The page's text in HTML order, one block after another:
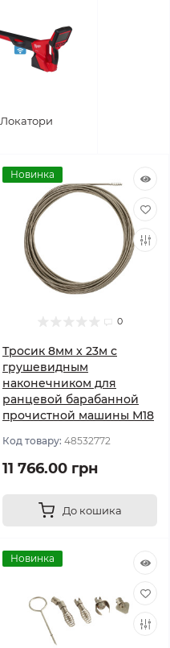
Локатори
Новинка
0
Тросик 8мм x 23м с
грушевидным
наконечником для
ранцевой барабанной
прочистной машины М18
Код товару: 48532772
11 766.00 грн
До кошика
Новинка